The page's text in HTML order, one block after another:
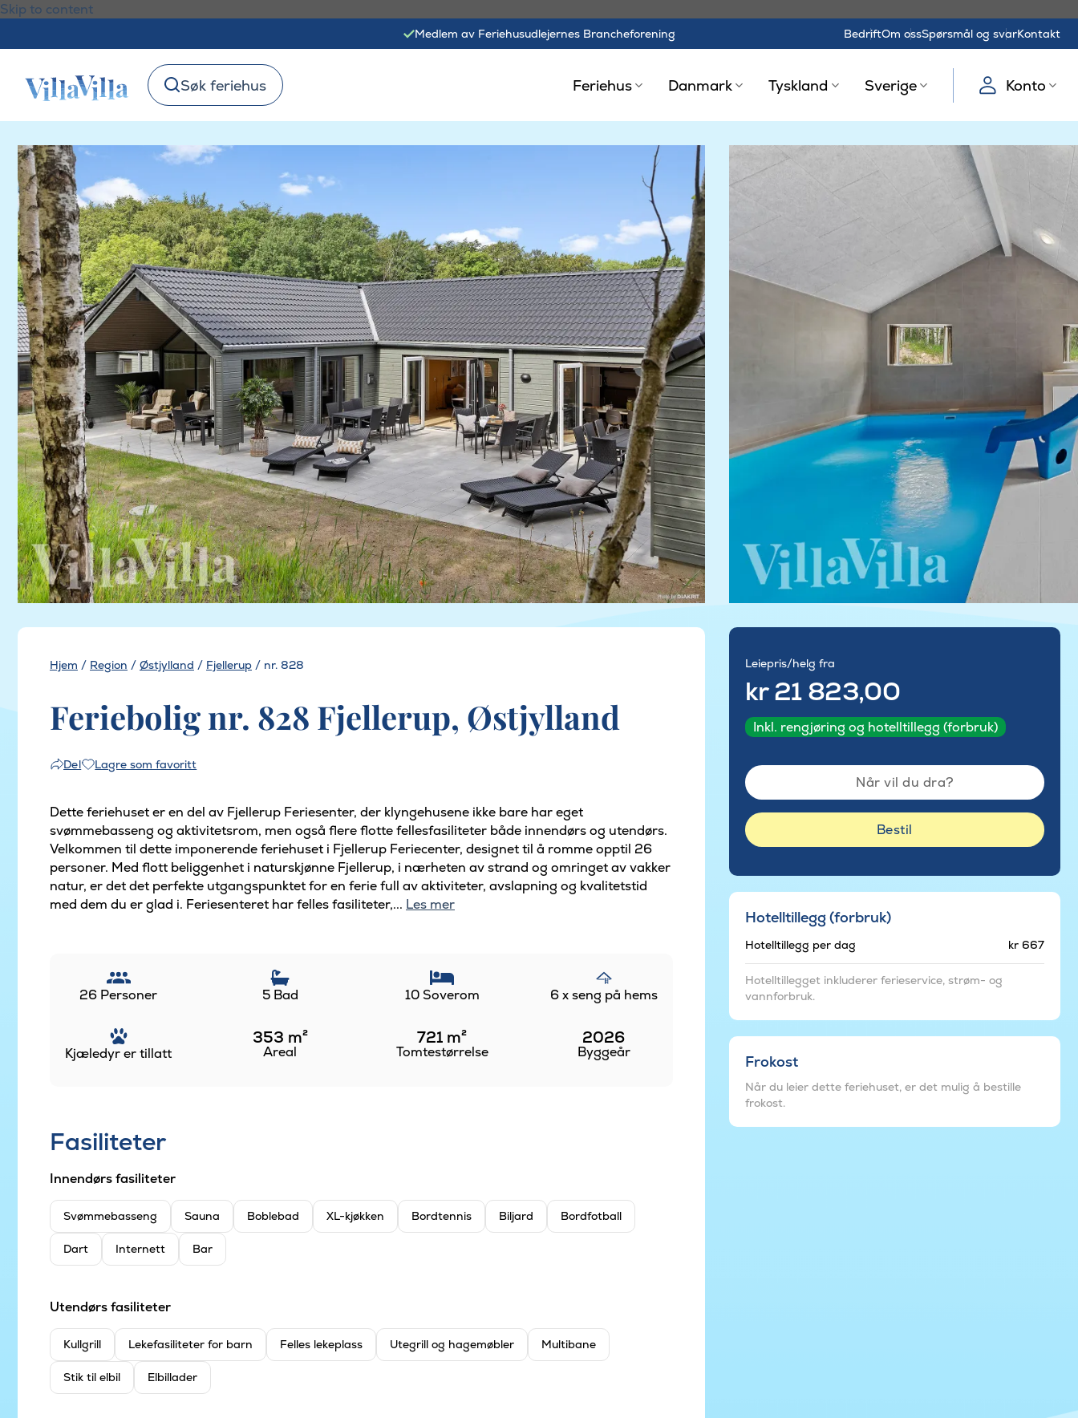
Skip to content
Medlem av Feriehusudlejernes Brancheforening BedriftOm ossSpørsmål og svarKontakt
Søk feriehus Feriehus Danmark Tyskland Sverige Konto
Hjem / Region / Østjylland / Fjellerup / nr. 828
Feriebolig nr. 828 Fjellerup, Østjylland
Del Lagre som favoritt
Dette feriehuset er en del av Fjellerup Feriesenter, der klyngehusene ikke bare har eget
svømmebasseng og aktivitetsrom, men også flere flotte fellesfasiliteter både innendørs og utendørs.
Velkommen til dette imponerende feriehuset i Fjellerup Feriecenter, designet til å romme opptil 26
personer. Med flott beliggenhet i naturskjønne Fjellerup, i nærheten av strand og omringet av vakker
natur, er det det perfekte utgangspunktet for en ferie full av aktiviteter, avslapning og kvalitetstid
med dem du er glad i. Feriesenteret har felles fasiliteter,... Les mer
26 Personer 5 Bad 10 Soverom 6 x seng på hems
Kjæledyr er tillatt
353 m²
Areal
721 m²
Tomtestørrelse
2026
Byggeår
Fasiliteter
Innendørs fasiliteter
Svømmebasseng Sauna Boblebad XL-kjøkken Bordtennis Biljard Bordfotball
Dart Internett Bar
Utendørs fasiliteter
Kullgrill Leke­fasiliteter for barn Felles lekeplass Utegrill og hagemøbler Multibane
Stik til elbil Elbillader
Leiepris/helg fra
kr 21 823,00
Inkl. rengjøring og hotelltillegg (forbruk)
Når vil du dra?
Bestil
Hotelltillegg (forbruk)
Hotelltillegg per dag kr 667
Hotelltillegget inkluderer ferieservice, strøm- og
vannforbruk.
Frokost
Når du leier dette feriehuset, er det mulig å bestille
frokost.